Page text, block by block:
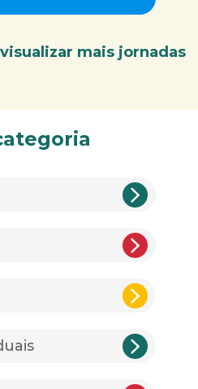
visualizar mais jornadas